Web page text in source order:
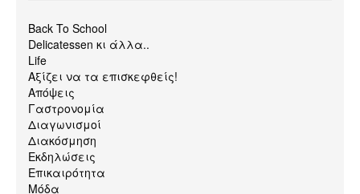
Back To School
Delicatessen κι άλλα..
Life
Αξίζει να τα επισκεφθείς!
Απόψεις
Γαστρονομία
Διαγωνισμοί
Διακόσμηση
Εκδηλώσεις
Επικαιρότητα
Μόδα